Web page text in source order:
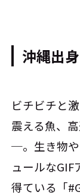
沖縄出
ビチビチと
震える魚、
─。生き物や
ュールなGIF
得ている「